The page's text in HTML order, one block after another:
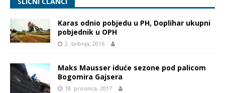
Karas odnio pobjedu u PH, Doplihar ukupni
pobjednik u OPH
2. svibnja, 2016
Maks Mausser iduće sezone pod palicom
Bogomira Gajsera
18. prosinca, 2017